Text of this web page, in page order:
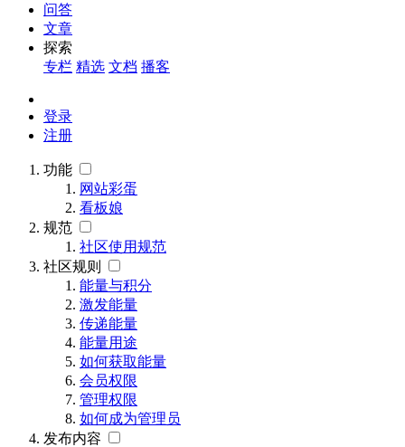
问答
文章
探索
专栏 精选 文档 播客
登录
注册
功能
网站彩蛋
看板娘
规范
社区使用规范
社区规则
能量与积分
激发能量
传递能量
能量用途
如何获取能量
会员权限
管理权限
如何成为管理员
发布内容